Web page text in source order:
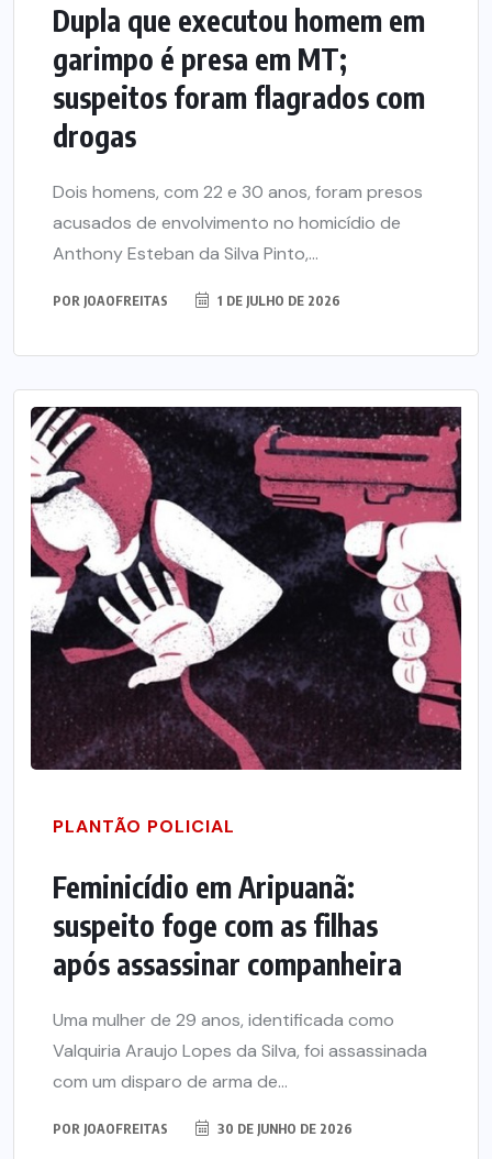
Dupla que executou homem em
garimpo é presa em MT;
suspeitos foram flagrados com
drogas
Dois homens, com 22 e 30 anos, foram presos
acusados de envolvimento no homicídio de
Anthony Esteban da Silva Pinto,...
POR JOAOFREITAS 1 DE JULHO DE 2026
PLANTÃO POLICIAL
Feminicídio em Aripuanã:
suspeito foge com as filhas
após assassinar companheira
Uma mulher de 29 anos, identificada como
Valquiria Araujo Lopes da Silva, foi assassinada
com um disparo de arma de...
POR JOAOFREITAS 30 DE JUNHO DE 2026